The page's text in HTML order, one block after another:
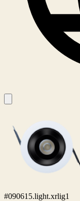
#090615.light.xrlig1